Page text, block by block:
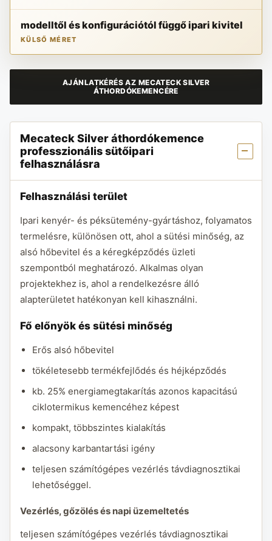
modelltől és konfigurációtól függő ipari kivitel
KÜLSŐ MÉRET
AJÁNLATKÉRÉS AZ MECATECK SILVER
ÁTHORDÓKEMENCÉRE
Mecateck Silver áthordókemence
professzionális sütőipari
felhasználásra
Felhasználási terület
Ipari kenyér- és péksütemény-gyártáshoz, folyamatos
termelésre, különösen ott, ahol a sütési minőség, az
alsó hőbevitel és a kéregképződés üzleti
szempontból meghatározó. Alkalmas olyan
projektekhez is, ahol a rendelkezésre álló
alapterületet hatékonyan kell kihasználni.
Fő előnyök és sütési minőség
Erős alsó hőbevitel
tökéletesebb termékfejlődés és héjképződés
kb. 25% energiamegtakarítás azonos kapacitású
ciklotermikus kemencéhez képest
kompakt, többszintes kialakítás
alacsony karbantartási igény
teljesen számítógépes vezérlés távdiagnosztikai
lehetőséggel.
Vezérlés, gőzölés és napi üzemeltetés
teljesen számítógépes vezérlés távdiagnosztikai